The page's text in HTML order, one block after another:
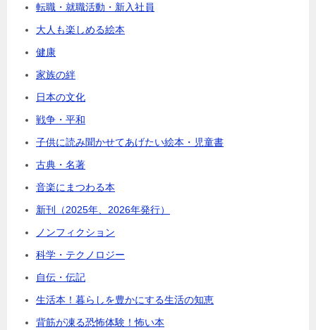
転職・就職活動・新入社員
大人も楽しめる絵本
健康
家族の絆
日本の文化
戦争・平和
子供に読み聞かせてあげたい絵本・児童書
古典・名著
音楽にまつわる本
新刊（2025年、2026年発行）
ノンフィクション
科学・テクノロジー
自伝・伝記
生活本！暮らしを豊かにする生活の知恵
背筋が凍る恐怖体験！怖い本